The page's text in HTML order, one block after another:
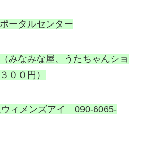
ータルセンター
みなみな屋、うたちゃんショ
００円）
ウィメンズアイ 090-6065-